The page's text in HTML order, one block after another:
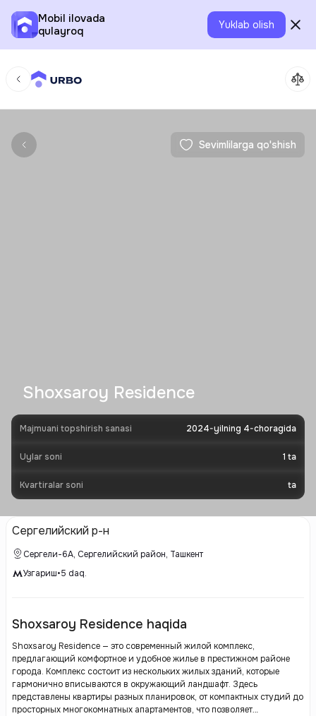
Mobil ilovada
qulayroq
Yuklab olish
Sevimlilarga qo'shish
Shoxsaroy Residence
Majmuani topshirish sanasi 2024-yilning 4-choragida
Uylar soni 1 ta
Kvartiralar soni ta
Сергелийский р-н
Сергели-6А, Сергелийский район, Ташкент
Узгариш•5 daq.
Shoxsaroy Residence haqida
Shoxsaroy Residence — это современный жилой комплекс,
предлагающий комфортное и удобное жилье в престижном районе
города. Комплекс состоит из нескольких жилых зданий, которые
гармонично вписываются в окружающий ландшафт. Здесь
представлены квартиры разных планировок, от компактных студий до
просторных многокомнатных апартаментов, что позволяет